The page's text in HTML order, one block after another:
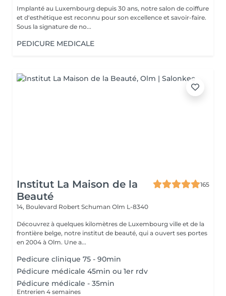
Implanté au Luxembourg depuis 30 ans, notre salon de coiffure
et d'esthétique est reconnu pour son excellence et savoir-faire.
Sous la signature de no...
PEDICURE MEDICALE
Institut La Maison de la
Beauté
165
14, Boulevard Robert Schuman Olm L-8340
Découvrez à quelques kilomètres de Luxembourg ville et de la
frontière belge, notre institut de beauté, qui a ouvert ses portes
en 2004 à Olm. Une a...
Pedicure clinique 75 - 90min
Pédicure médicale 45min ou 1er rdv
Pédicure médicale - 35min
Entrerien 4 semaines